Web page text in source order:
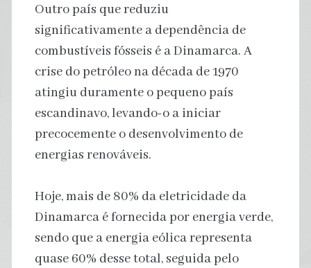
Outro país que reduziu
significativamente a dependência de
combustíveis fósseis é a Dinamarca. A
crise do petróleo na década de 1970
atingiu duramente o pequeno país
escandinavo, levando-o a iniciar ​
precocemente o desenvolvimento de
energias renováveis.
Hoje, mais de 80% da eletricidade da
Dinamarca é fornecida por energia verde,
sendo que a energia eólica representa
quase 60% desse total, seguida pelo